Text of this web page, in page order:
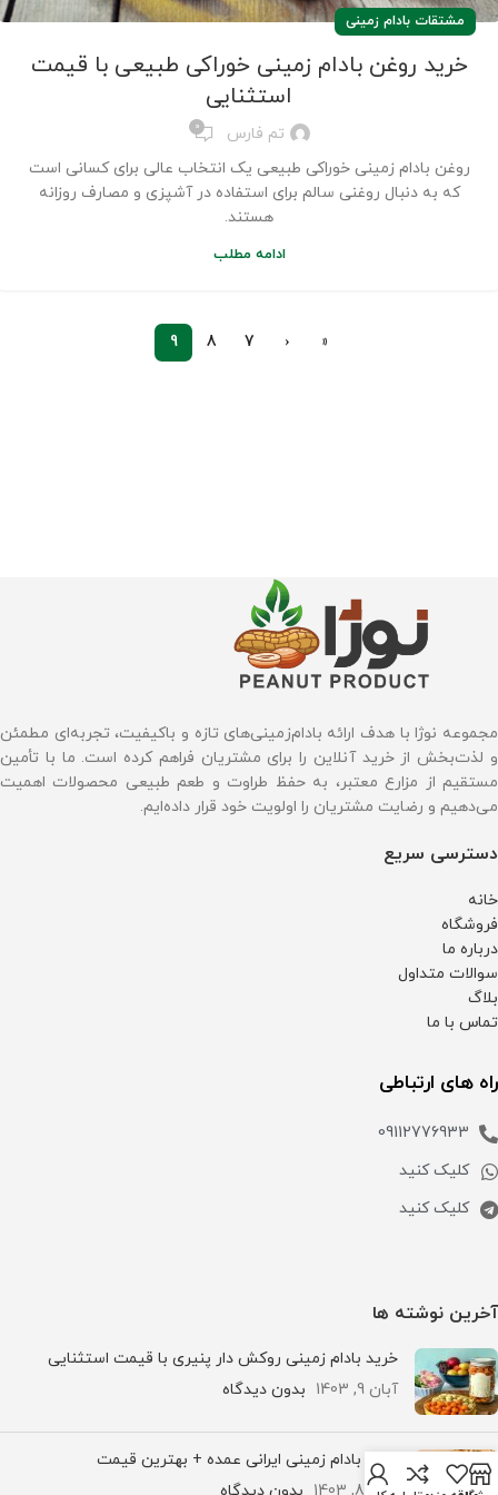
مشتقات بادام زمینی
خرید روغن بادام زمینی خوراکی طبیعی با قیمت
استثنایی
تم فارس 0
روغن بادام زمینی خوراکی طبیعی یک انتخاب عالی برای کسانی است
که به دنبال روغنی سالم برای استفاده در آشپزی و مصارف روزانه
هستند.
ادامه مطلب
«
‹
7
8
9
مجموعه نوژا با هدف ارائه بادام‌زمینی‌های تازه و باکیفیت، تجربه‌ای مطمئن
و لذت‌بخش از خرید آنلاین را برای مشتریان فراهم کرده است. ما با تأمین
مستقیم از مزارع معتبر، به حفظ طراوت و طعم طبیعی محصولات اهمیت
می‌دهیم و رضایت مشتریان را اولویت خود قرار داده‌ایم.
دسترسی سریع
خانه
فروشگاه
درباره ما
سوالات متداول
بلاگ
تماس با ما
راه های ارتباطی
09112776933
کلیک کنید
کلیک کنید
آخرین نوشته ها
خرید بادام زمینی روکش دار پنیری با قیمت استثنایی
آبان 9, 1403
بدون دیدگاه
خرید بادام زمینی ایرانی عمده + بهترین قیمت